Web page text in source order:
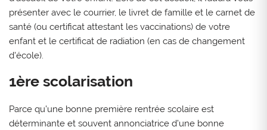
présenter avec le courrier, le livret de famille et le carnet de
santé (ou certificat attestant les vaccinations) de votre
enfant et le certificat de radiation (en cas de changement
d'école).
1ère scolarisation
Parce qu’une bonne première rentrée scolaire est
déterminante et souvent annonciatrice d’une bonne